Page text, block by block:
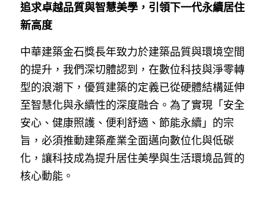
追求卓越品質與智慧美學，引領下一代永續居住
新高度
中華建築金石獎長年致力於建築品質與環境空間
的提升，我們深切體認到，在數位科技與淨零轉
型的浪潮下，優質建築的定義已從硬體結構延伸
至智慧化與永續性的深度融合。為了實現「安全
安心、健康照護、便利舒適、節能永續」的宗
旨，必須推動建築產業全面邁向數位化與低碳
化，讓科技成為提升居住美學與生活環境品質的
核心動能。